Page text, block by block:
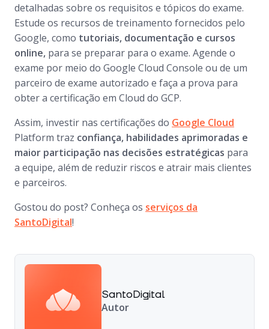
detalhadas sobre os requisitos e tópicos do exame.
Estude os recursos de treinamento fornecidos pelo
Google, como tutoriais, documentação e cursos
online, para se preparar para o exame. Agende o
exame por meio do Google Cloud Console ou de um
parceiro de exame autorizado e faça a prova para
obter a certificação em Cloud do GCP.
Assim, investir nas certificações do Google Cloud
Platform traz confiança, habilidades aprimoradas e
maior participação nas decisões estratégicas para
a equipe, além de reduzir riscos e atrair mais clientes
e parceiros.
Gostou do post? Conheça os serviços da
SantoDigital!
SantoDigital
Autor